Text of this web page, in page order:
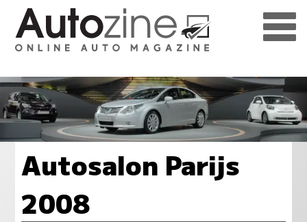
Autosalon Parijs
2008